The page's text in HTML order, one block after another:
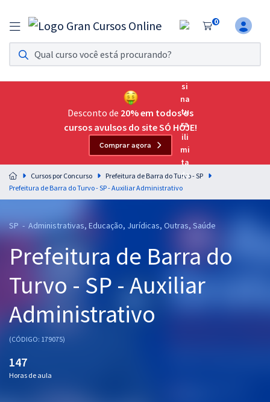
0
Assinatura Ilimitada 11
Acesso a todos os cursos. Teste grátis por 7 dias!
Assinatura OAB Até Passar
Acesso ilimitado a toda preparação para o Exame da
Residências Multiprofissionais
Preparação completa e intensiva para as principais
residências em saúde do Brasil
Cursos 20% OFF
Pós
Graduação
OAB
Mentorias
Desconto de 20% em todos os
cursos avulsos do site SÓ HOJE!
Comprar agora
Cursos por Concurso
Prefeitura de Barra do Turvo - SP
Prefeitura de Barra do Turvo - SP - Auxiliar Administrativo
SP - Administrativas, Educação, Jurídicas, Outras, Saúde
Prefeitura de Barra do
Turvo - SP - Auxiliar
Administrativo
(CÓDIGO: 179075)
147
Horas de aula